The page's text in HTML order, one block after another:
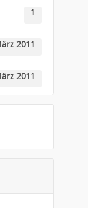
1
2011
2011